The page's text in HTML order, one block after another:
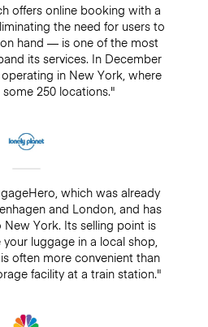
offers online booking with a
the need for users to
hand — is one of the most
its services. In December
in New York, where
250 locations."
which was already
and London, and has
York. Its selling point is
luggage in a local shop,
often more convenient than
facility at a train station."